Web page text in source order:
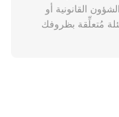
القانونية أو
مُتعلِّقة بظروفك